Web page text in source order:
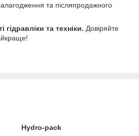
та післяпродажного
та техніки. Довіряйте
Hydro-pack